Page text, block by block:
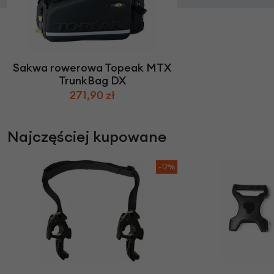
Sakwa rowerowa Topeak MTX
TrunkBag DX
271,90 zł
Najczęściej kupowane
-17%